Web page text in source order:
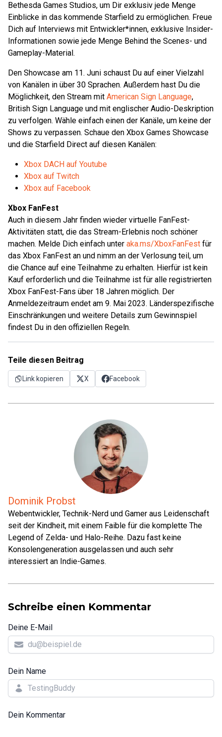
Bethesda Games Studios, um Dir exklusiv jede Menge
Einblicke in das kommende Starfield zu ermöglichen. Freue
Dich auf Interviews mit Entwickler*innen, exklusive Insider-
Informationen sowie jede Menge Behind the Scenes- und
Gameplay-Material.
Den Showcase am 11. Juni schaust Du auf einer Vielzahl
von Kanälen in über 30 Sprachen. Außerdem hast Du die
Möglichkeit, den Stream mit American Sign Language,
British Sign Language und mit englischer Audio-Deskription
zu verfolgen. Wähle einfach einen der Kanäle, um keine der
Shows zu verpassen. Schaue den Xbox Games Showcase
und die Starfield Direct auf diesen Kanälen:
Xbox DACH auf Youtube
Xbox auf Twitch
Xbox auf Facebook
Xbox FanFest
Auch in diesem Jahr finden wieder virtuelle FanFest-
Aktivitäten statt, die das Stream-Erlebnis noch schöner
machen. Melde Dich einfach unter aka.ms/XboxFanFest für
das Xbox FanFest an und nimm an der Verlosung teil, um
die Chance auf eine Teilnahme zu erhalten. Hierfür ist kein
Kauf erforderlich und die Teilnahme ist für alle registrierten
Xbox FanFest-Fans über 18 Jahren möglich. Der
Anmeldezeitraum endet am 9. Mai 2023. Länderspezifische
Einschränkungen und weitere Details zum Gewinnspiel
findest Du in den offiziellen Regeln.
Teile diesen Beitrag
Link kopieren X Facebook
Dominik Probst
Webentwickler, Technik-Nerd und Gamer aus Leidenschaft
seit der Kindheit, mit einem Faible für die komplette The
Legend of Zelda- und Halo-Reihe. Dazu fast keine
Konsolengeneration ausgelassen und auch sehr
interessiert an Indie-Games.
Schreibe einen Kommentar
Deine E-Mail
Dein Name
Dein Kommentar